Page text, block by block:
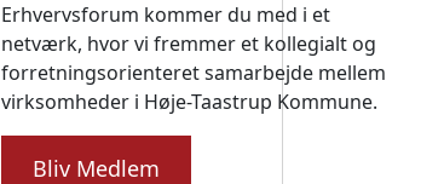
Erhvervsforum kommer du med i et
netværk, hvor vi fremmer et kollegialt og
forretningsorienteret samarbejde mellem
virksomheder i Høje-Taastrup Kommune.
Bliv Medlem